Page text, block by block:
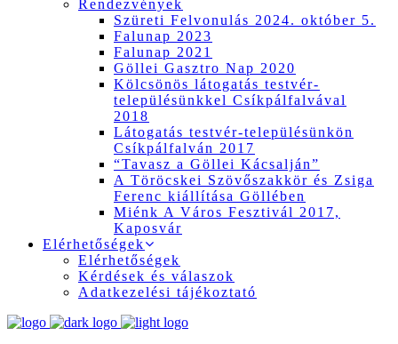
Rendezvények
Szüreti Felvonulás 2024. október 5.
Falunap 2023
Falunap 2021
Göllei Gasztro Nap 2020
Kölcsönös látogatás testvér-
településünkkel Csíkpálfalvával
2018
Látogatás testvér-településünkön
Csíkpálfalván 2017
“Tavasz a Göllei Kácsalján”
A Töröcskei Szövőszakkör és Zsiga
Ferenc kiállítása Göllében
Miénk A Város Fesztivál 2017,
Kaposvár
Elérhetőségek
Elérhetőségek
Kérdések és válaszok
Adatkezelési tájékoztató